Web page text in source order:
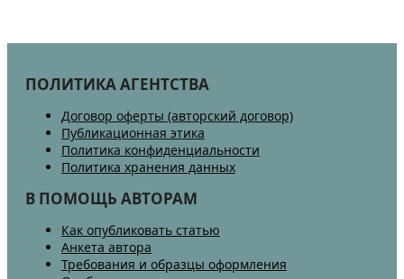
ПОЛИТИКА АГЕНТСТВА
Договор оферты (авторский договор)
Публикационная этика
Политика конфиденциальности
Политика хранения данных
В ПОМОЩЬ АВТОРАМ
Как опубликовать статью
Анкета автора
Требования и образцы оформления